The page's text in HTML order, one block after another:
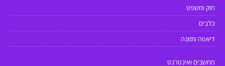
חוק ומשפט
כלבים
דיאטה ותזונה
מחשבים ואינטרנט